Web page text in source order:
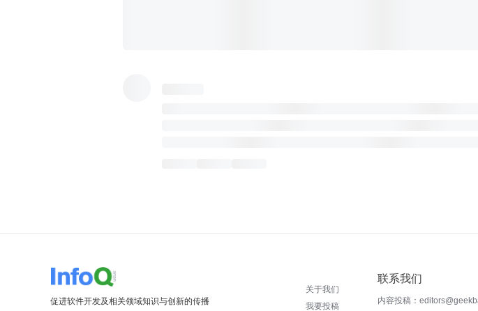
促进软件开发及相关领域知识与创新的传播
关于我们
我要投稿
联系我们
内容投稿：